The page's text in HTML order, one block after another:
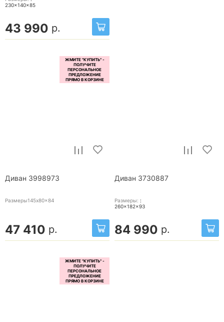
230x140x85
43 990 р.
Диван 3998973
Размеры145x80x84
47 410 р.
Диван 3730887
Размеры: :
260x182x93
84 990 р.